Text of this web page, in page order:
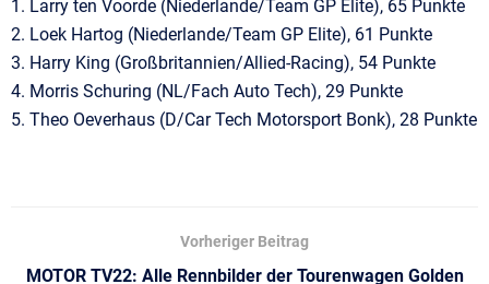
1. Larry ten Voorde (Niederlande/Team GP Elite), 65 Punkte
2. Loek Hartog (Niederlande/Team GP Elite), 61 Punkte
3. Harry King (Großbritannien/Allied-Racing), 54 Punkte
4. Morris Schuring (NL/Fach Auto Tech), 29 Punkte
5. Theo Oeverhaus (D/Car Tech Motorsport Bonk), 28 Punkte
Vorheriger Beitrag
MOTOR TV22: Alle Rennbilder der Tourenwagen Golden